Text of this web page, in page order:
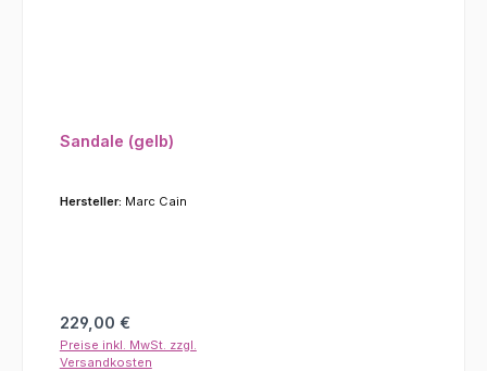
Sandale (gelb)
Hersteller: Marc Cain
Regulärer Preis:
229,00 €
Preise inkl. MwSt. zzgl.
Versandkosten